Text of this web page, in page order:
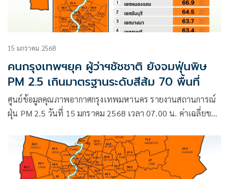
15 มกราคม 2568
คนกรุงเทพฯยุค ผู้ว่าฯชัชชาติ ยังจมฟุ่นพิษ
PM 2.5 เกินมาตรฐานระดับสีส้ม 70 พื้นที่
ศูนย์ข้อมูลคุณภาพอากาศกรุงเทพมหานคร รายงานสถานการณ์
ฝุ่น PM 2.5 วันที่ 15 มกราคม 2568 เวลา 07.00 น. ค่าเฉลี่ยของ
ขึ้น เกินมาตรฐานระดับสีส้ม เริ่มมีผลกระทบต่อสุขภาพ จำนวน
70 พื้นที่